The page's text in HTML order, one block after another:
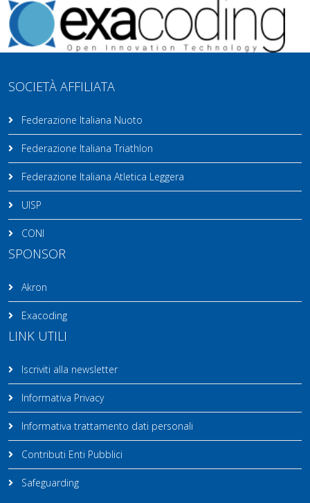
SOCIETÀ AFFILIATA
Federazione Italiana Nuoto
Federazione Italiana Triathlon
Federazione Italiana Atletica Leggera
UISP
CONI
SPONSOR
Akron
Exacoding
LINK UTILI
Iscriviti alla newsletter
Informativa Privacy
Informativa trattamento dati personali
Contributi Enti Pubblici
Safeguarding